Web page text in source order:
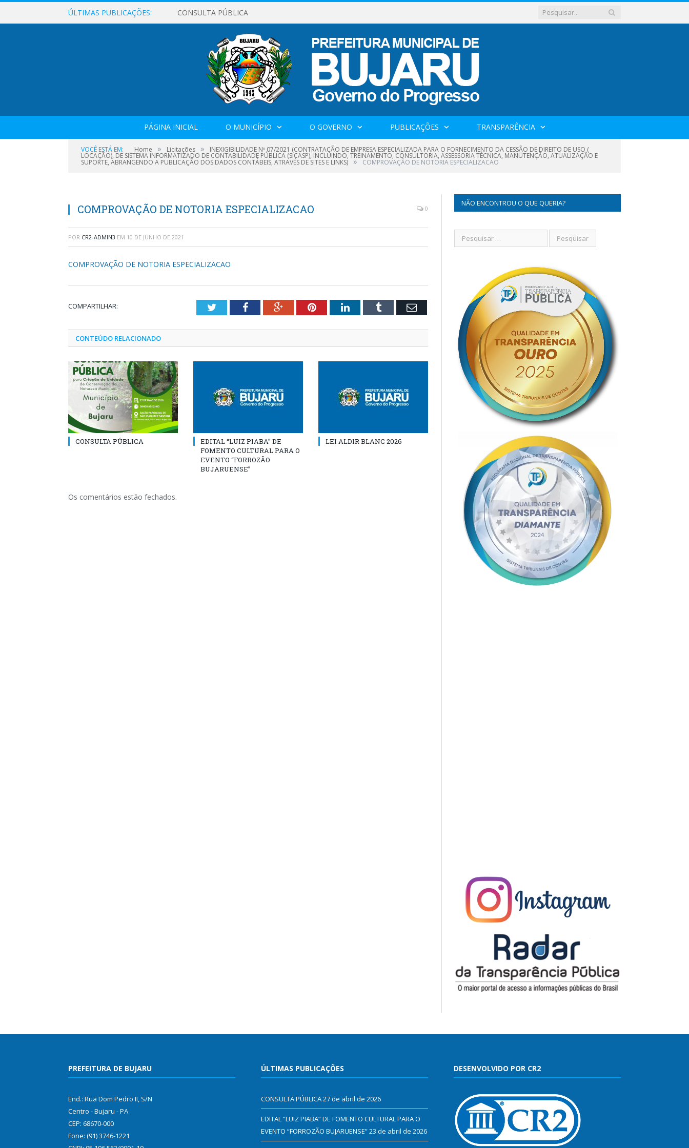
ÚLTIMAS PUBLICAÇÕES: CONSULTA PÚBLICA
PÁGINA INICIAL O MUNICÍPIO O GOVERNO PUBLICAÇÕES TRANSPARÊNCIA
VOCÊ ESTÁ EM: Home » Licitações » INEXIGIBILIDADE Nº 07/2021 (CONTRATAÇÃO DE EMPRESA ESPECIALIZADA PARA O FORNECIMENTO DA CESSÃO DE DIREITO DE USO (
LOCAÇÃO), DE SISTEMA INFORMATIZADO DE CONTABILIDADE PÚBLICA (SICASP), INCLUINDO, TREINAMENTO, CONSULTORIA, ASSESSORIA TÉCNICA, MANUTENÇÃO, ATUALIZAÇÃO E
SUPORTE, ABRANGENDO A PUBLICAÇÃO DOS DADOS CONTÁBEIS, ATRAVÉS DE SITES E LINKS) » COMPROVAÇÃO DE NOTORIA ESPECIALIZACAO
COMPROVAÇÃO DE NOTORIA ESPECIALIZACAO 0
POR CR2-ADMIN3 EM 10 DE JUNHO DE 2021
COMPROVAÇÃO DE NOTORIA ESPECIALIZACAO
COMPARTILHAR: TwitterFacebookGoogle+PinterestLinkedInTumblr Email
CONTEÚDO RELACIONADO
CONSULTA PÚBLICA
EDITAL “LUIZ PIABA” DE
FOMENTO CULTURAL PARA O
EVENTO “FORROZÃO
BUJARUENSE”
LEI ALDIR BLANC 2026
Os comentários estão fechados.
NÃO ENCONTROU O QUE QUERIA?
PREFEITURA DE BUJARU
End.: Rua Dom Pedro II, S/N
Centro - Bujaru - PA
CEP: 68670-000
Fone: (91) 3746-1221
ÚLTIMAS PUBLICAÇÕES
CONSULTA PÚBLICA27 de abril de 2026
EDITAL “LUIZ PIABA” DE FOMENTO CULTURAL PARA O
EVENTO “FORROZÃO BUJARUENSE”23 de abril de 2026
DESENVOLVIDO POR CR2